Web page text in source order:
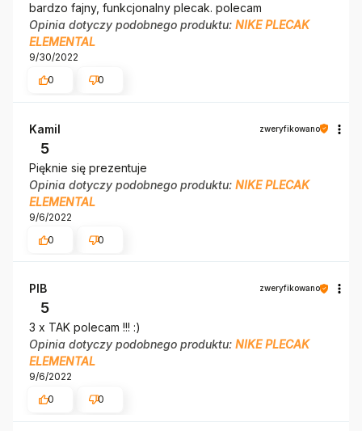
bardzo fajny, funkcjonalny plecak. polecam
Opinia dotyczy podobnego produktu: NIKE PLECAK
ELEMENTAL
9/30/2022
0
0
Kamil zweryfikowano
5
Pięknie się prezentuje
Opinia dotyczy podobnego produktu: NIKE PLECAK
ELEMENTAL
9/6/2022
0
0
PIB zweryfikowano
5
3 x TAK polecam !!! :)
Opinia dotyczy podobnego produktu: NIKE PLECAK
ELEMENTAL
9/6/2022
0
0